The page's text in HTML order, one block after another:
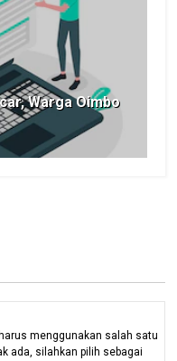
Warga Oimbo
menggunakan salah satu
ada, silahkan pilih sebagai